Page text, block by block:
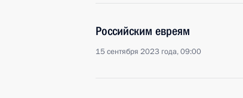
Российским евреям
15 сентября 2023 года, 09:00